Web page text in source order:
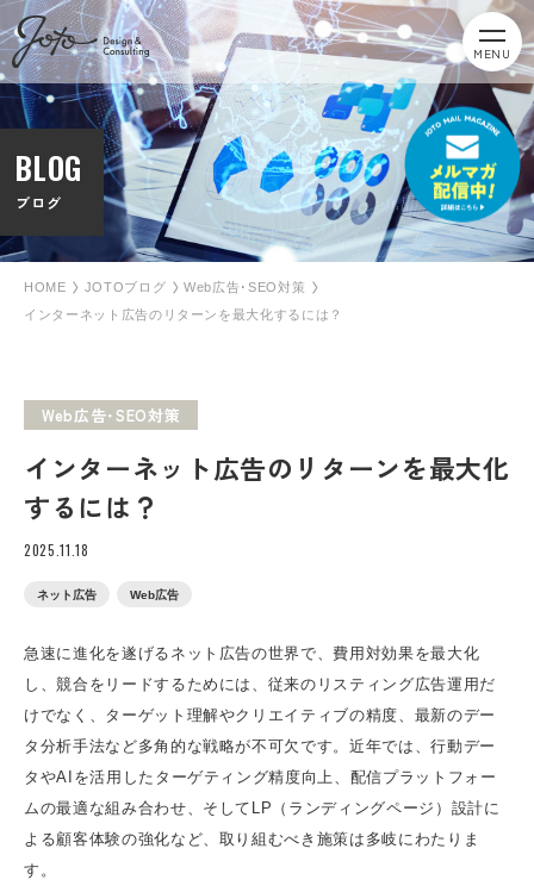
MENU
BLOG
ブログ
HOME JOTOブログ
Web広告･SEO対策
インターネット広告のリターンを最大化するには？
Web広告･SEO対策
インターネット広告のリターンを最大化
するには？
2025.11.18
ネット広告 Web広告
急速に進化を遂げるネット広告の世界で、費用対効果を最大化
し、競合をリードするためには、従来のリスティング広告運用だ
けでなく、ターゲット理解やクリエイティブの精度、最新のデー
タ分析手法など多角的な戦略が不可欠です。近年では、行動デー
タやAIを活用したターゲティング精度向上、配信プラットフォー
ムの最適な組み合わせ、そしてLP（ランディングページ）設計に
よる顧客体験の強化など、取り組むべき施策は多岐にわたりま
す。